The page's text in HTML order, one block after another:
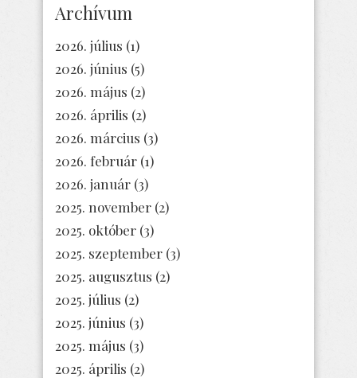
Archívum
2026. július (1)
2026. június (5)
2026. május (2)
2026. április (2)
2026. március (3)
2026. február (1)
2026. január (3)
2025. november (2)
2025. október (3)
2025. szeptember (3)
2025. augusztus (2)
2025. július (2)
2025. június (3)
2025. május (3)
2025. április (2)